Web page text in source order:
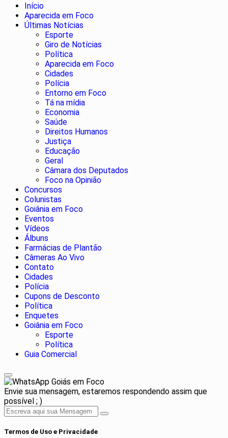
Início
Aparecida em Foco
Últimas Notícias
Esporte
Giro de Notícias
Política
Aparecida em Foco
Cidades
Polícia
Entorno em Foco
Tá na mídia
Economia
Saúde
Direitos Humanos
Justiça
Educação
Geral
Câmara dos Deputados
Foco na Opinião
Concursos
Colunistas
Goiânia em Foco
Eventos
Vídeos
Álbuns
Farmácias de Plantão
Câmeras Ao Vivo
Contato
Cidades
Polícia
Cupons de Desconto
Política
Enquetes
Goiânia em Foco
Esporte
Política
Guia Comercial
Goiás em Foco
Envie sua mensagem, estaremos respondendo assim que
possível ; )
Termos de Uso e Privacidade